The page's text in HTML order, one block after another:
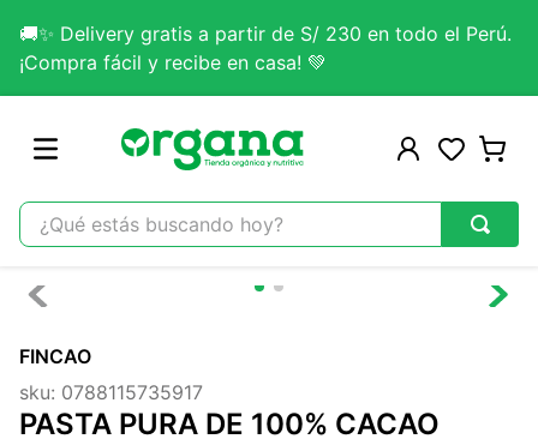
🚚✨ Delivery gratis a partir de S/ 230 en todo el Perú.
¡Compra fácil y recibe en casa! 💚
¿Qué estás buscando hoy?
TÉRMINOS MÁS BUSCADOS
2.
citrato magnesio
3.
colageno
FINCAO
sku: 0788115735917
PASTA PURA DE 100% CACAO